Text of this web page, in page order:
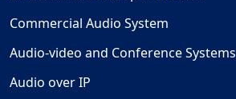
Commercial Audio System
Audio-video and Conference Systems
Audio over IP